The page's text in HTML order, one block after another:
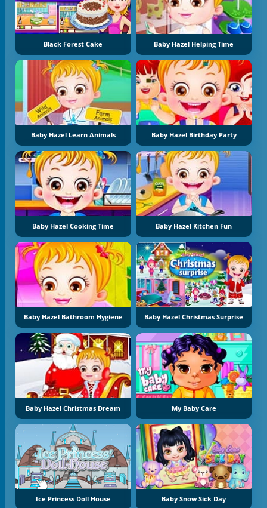
Black Forest Cake Baby Hazel Helping Time
Baby Hazel Learn Animals Baby Hazel Birthday Party
Baby Hazel Cooking Time Baby Hazel Kitchen Fun
Baby Hazel Bathroom Hygiene Baby Hazel Christmas Surprise
Baby Hazel Christmas Dream My Baby Care
Ice Princess Doll House Baby Snow Sick Day